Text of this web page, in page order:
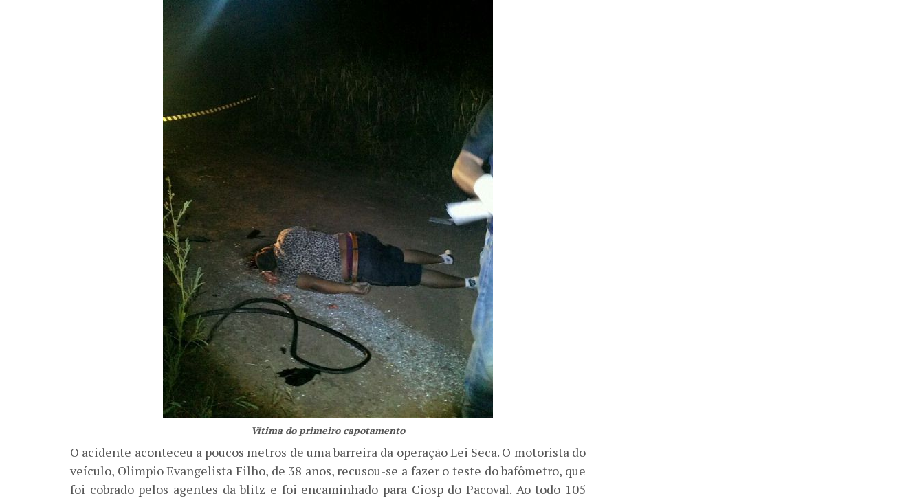
Vítima do primeiro capotamento
O acidente aconteceu a poucos metros de uma barreira da operação Lei Seca. O motorista do
veículo, Olimpio Evangelista Filho, de 38 anos, recusou-se a fazer o teste do bafômetro, que
foi cobrado pelos agentes da blitz e foi encaminhado para Ciosp do Pacoval. Ao todo 105